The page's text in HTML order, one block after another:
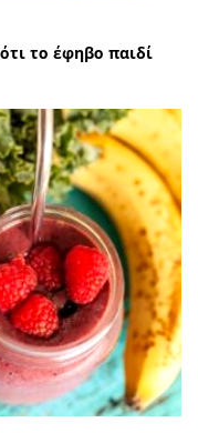
το έφηβο παιδί